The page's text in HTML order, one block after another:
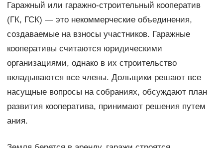
Гаражный или гаражно-строительный кооператив
(ГК, ГСК) — это некоммерческие объединения,
создаваемые на взносы участников. Гаражные
кооперативы считаются юридическими
организациями, однако в их строительство
вкладываются все члены. Дольщики решают все
насущные вопросы на собраниях, обсуждают план
развития кооператива, принимают решения путем
ания.